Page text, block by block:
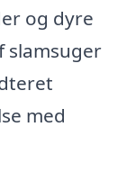
og dyre
slamsuger
med